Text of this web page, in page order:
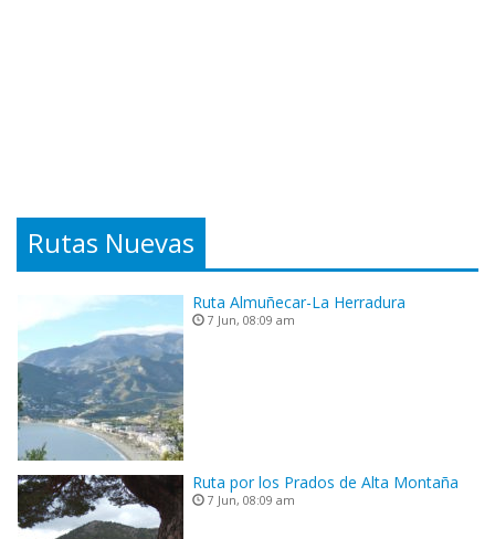
Rutas Nuevas
Ruta Almuñecar-La Herradura
7 Jun, 08:09 am
Ruta por los Prados de Alta Montaña
7 Jun, 08:09 am